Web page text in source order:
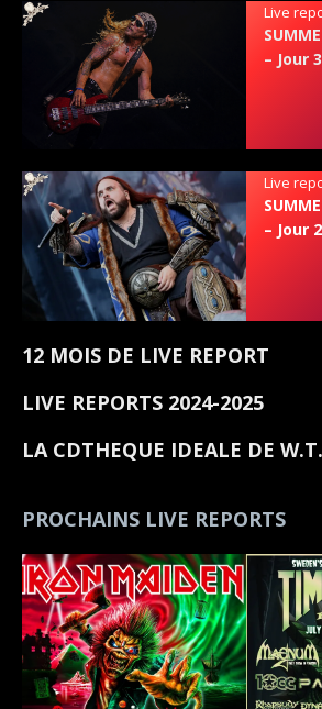
Live
– Jour 3
Live
– Jour 2
12 MOIS DE LIVE REPORT
LIVE REPORTS 2024-2025
LA CDTHEQUE IDEALE DE
PROCHAINS LIVE REPORTS